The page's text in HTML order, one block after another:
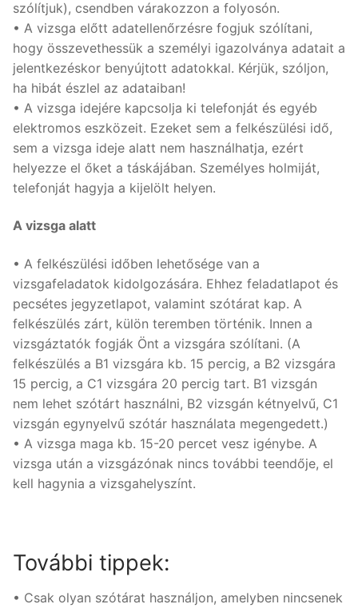
szólítjuk), csendben várakozzon a folyosón.
• A vizsga előtt adatellenőrzésre fogjuk szólítani,
hogy összevethessük a személyi igazolványa adatait a
jelentkezéskor benyújtott adatokkal. Kérjük, szóljon,
ha hibát észlel az adataiban!
• A vizsga idejére kapcsolja ki telefonját és egyéb
elektromos eszközeit. Ezeket sem a felkészülési idő,
sem a vizsga ideje alatt nem használhatja, ezért
helyezze el őket a táskájában. Személyes holmiját,
telefonját hagyja a kijelölt helyen.
A vizsga alatt
• A felkészülési időben lehetősége van a
vizsgafeladatok kidolgozására. Ehhez feladatlapot és
pecsétes jegyzetlapot, valamint szótárat kap. A
felkészülés zárt, külön teremben történik. Innen a
vizsgáztatók fogják Önt a vizsgára szólítani. (A
felkészülés a B1 vizsgára kb. 15 percig, a B2 vizsgára
15 percig, a C1 vizsgára 20 percig tart. B1 vizsgán
nem lehet szótárt használni, B2 vizsgán kétnyelvű, C1
vizsgán egynyelvű szótár használata megengedett.)
• A vizsga maga kb. 15-20 percet vesz igénybe. A
vizsga után a vizsgázónak nincs további teendője, el
kell hagynia a vizsgahelyszínt.
További tippek:
• Csak olyan szótárat használjon, amelyben nincsenek